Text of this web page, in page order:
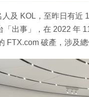
及 KOL，至昨日有近
「出事」，在 2022 年
FTX.com 破產，涉及